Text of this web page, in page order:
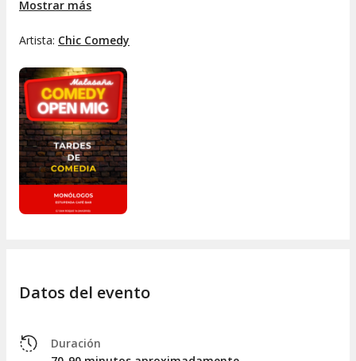
Mostrar más
Artista: Chic Comedy
Datos del evento
Duración